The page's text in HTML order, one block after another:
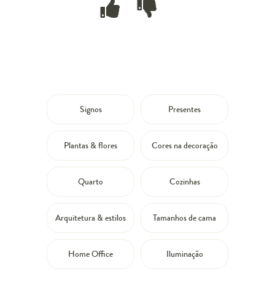
Signos Presentes
Plantas & flores Cores na decoração
Quarto Cozinhas
Arquitetura & estilos Tamanhos de cama
Home Office Iluminação